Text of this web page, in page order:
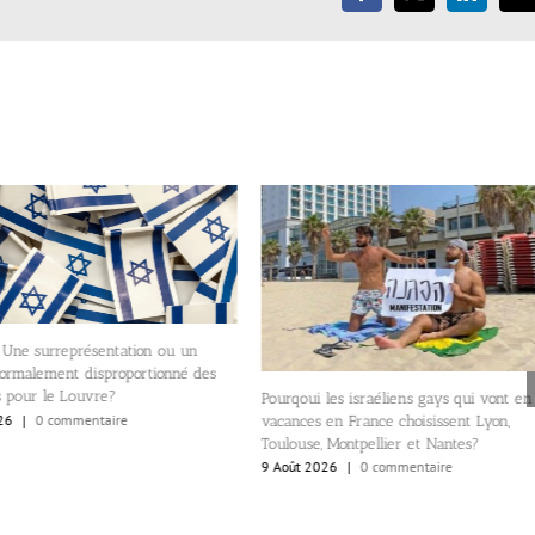
les israéliens gays qui vont en
en France choisissent Lyon,
Question. Lyon et Beer-Sheva, villes
par un accord de coopération et de